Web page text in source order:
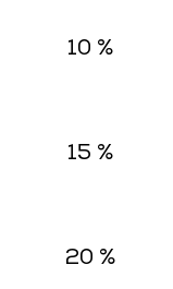
10 %
15 %
20 %